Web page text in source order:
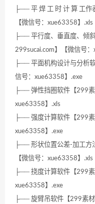
├── 平 焊 工 时 计 算 工作
【微信号：xue63358】.xls
├── 平行度、垂直度、倾
299sucai.com】【微信号
├── 平面机构设计与分析
信号：xue63358】.exe
├── 弹性挡圈软件【299素
xue63358】.xls
├── 强度计算软件【299素
xue63358】.exe
├── 形状位置公差-加工方
【微信号：xue63358】.xls
├── 挠度计算软件【299素
xue63358】.exe
├── 旋臂吊软件【299素材